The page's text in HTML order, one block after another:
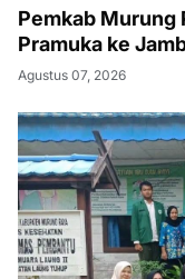
Pemkab Murung
Pramuka ke
Agustus 07, 2026